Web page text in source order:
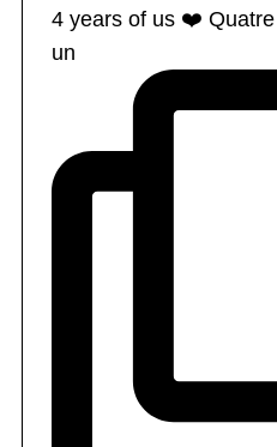
4 years of us ❤️
un